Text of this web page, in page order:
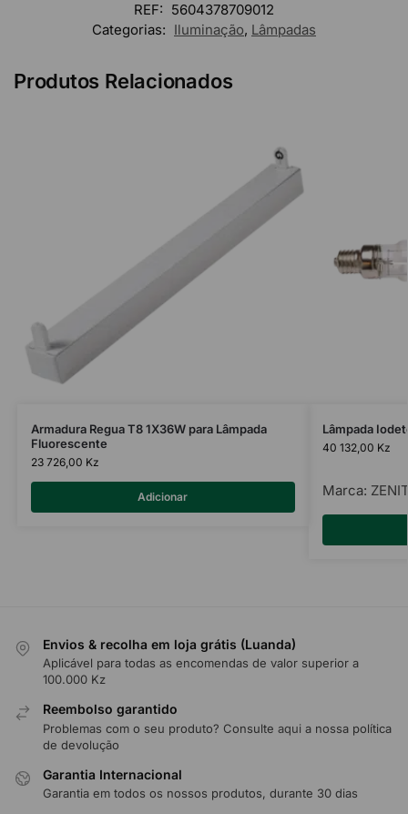
REF: 5604378709012
Categorias: Iluminação, Lâmpadas
Produtos Relacionados
Armadura Regua T8 1X36W para Lâmpada
Fluorescente
23 726,00 Kz
Adicionar
Lâmpada
40 132,00 Kz
Marca:
Envios & recolha em loja grátis (Luanda)
Aplicável para todas as encomendas de valor superior a
100.000 Kz
Reembolso garantido
Problemas com o seu produto? Consulte aqui a nossa política
de devolução
Garantia Internacional
Garantia em todos os nossos produtos, durante 30 dias